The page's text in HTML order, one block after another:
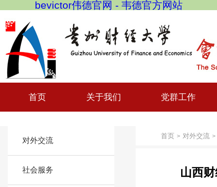
bevictor伟德官网 - 韦德官方网站
首页 关于我们 党群工作
对外交流
社会服务
首页 > 对外交流 >
山西